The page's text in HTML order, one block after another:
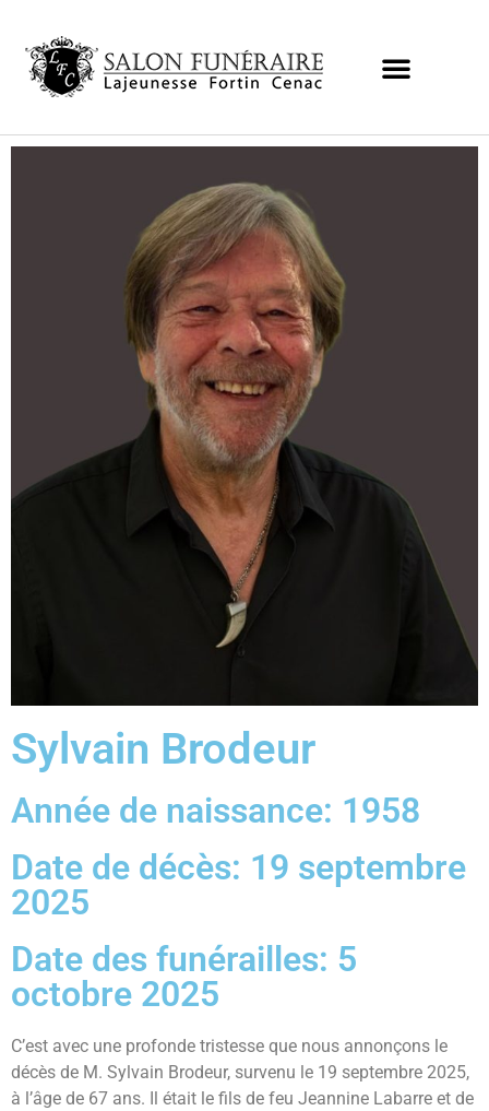
Sylvain Brodeur
Année de naissance: 1958
Date de décès: 19 septembre
2025
Date des funérailles: 5
octobre 2025
C’est avec une profonde tristesse que nous annonçons le
décès de M. Sylvain Brodeur, survenu le 19 septembre 2025,
à l’âge de 67 ans. Il était le fils de feu Jeannine Labarre et de